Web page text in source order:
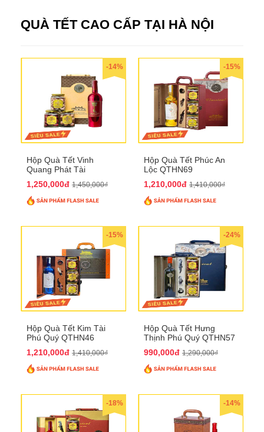
QUÀ TẾT CAO CẤP TẠI HÀ NỘI
-14%
Hộp Quà Tết Vinh
Quang Phát Tài
1,250,000đ 1,450,000₫
-15%
Hộp Quà Tết Phúc An
Lộc QTHN69
1,210,000đ 1,410,000₫
-15%
Hộp Quà Tết Kim Tài
Phú Quý QTHN46
1,210,000đ 1,410,000₫
-24%
Hộp Quà Tết Hưng
Thịnh Phú Quý QTHN57
990,000đ 1,290,000₫
-18% -14%